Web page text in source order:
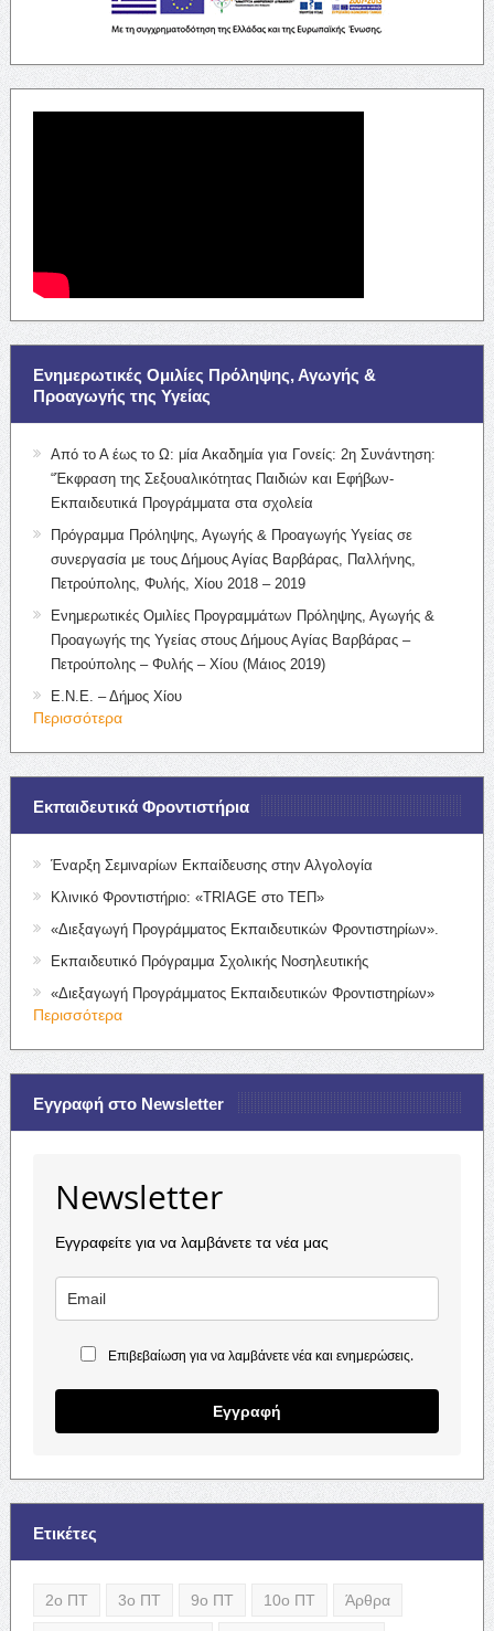
Ενημερωτικές Ομιλίες Πρόληψης, Αγωγής &
Προαγωγής της Υγείας
Από το Α έως το Ω: μία Ακαδημία για Γονείς: 2η Συνάντηση:
“Έκφραση της Σεξουαλικότητας Παιδιών και Εφήβων-
Εκπαιδευτικά Προγράμματα στα σχολεία
Πρόγραμμα Πρόληψης, Αγωγής & Προαγωγής Υγείας σε
συνεργασία με τους Δήμους Αγίας Βαρβάρας, Παλλήνης,
Πετρούπολης, Φυλής, Χίου 2018 – 2019
Ενημερωτικές Ομιλίες Προγραμμάτων Πρόληψης, Αγωγής &
Προαγωγής της Υγείας στους Δήμους Αγίας Βαρβάρας –
Πετρούπολης – Φυλής – Χίου (Μάιος 2019)
Ε.Ν.Ε. – Δήμος Χίου
Περισσότερα
Εκπαιδευτικά Φροντιστήρια
Έναρξη Σεμιναρίων Εκπαίδευσης στην Αλγολογία
Κλινικό Φροντιστήριο: «TRIAGE στο ΤΕΠ»
«Διεξαγωγή Προγράμματος Εκπαιδευτικών Φροντιστηρίων».
Εκπαιδευτικό Πρόγραμμα Σχολικής Νοσηλευτικής
«Διεξαγωγή Προγράμματος Εκπαιδευτικών Φροντιστηρίων»
Περισσότερα
Εγγραφή στο Newsletter
Newsletter
Εγγραφείτε για να λαμβάνετε τα νέα μας
Επιβεβαίωση για να λαμβάνετε νέα και ενημερώσεις.
Εγγραφή
Ετικέτες
2ο ΠΤ 3ο ΠΤ 9ο ΠΤ 10ο ΠΤ Άρθρα